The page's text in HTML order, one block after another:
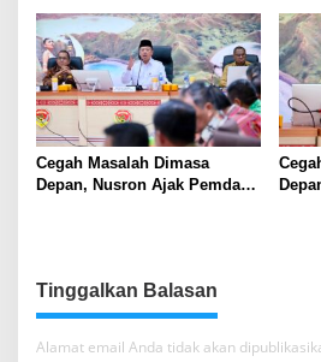
Warga Sekitar Tambang
Cegah Masalah Dimasa
Depan, Nusron Ajak Pemda
Tinggalkan Balasan
Alamat email Anda tidak akan